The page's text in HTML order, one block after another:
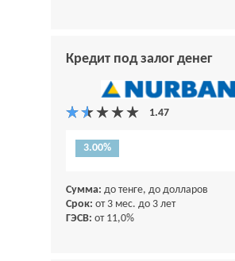
Кредит под залог денег
3.00%
Сумма: до тенге, до долларов
Срок: от 3 мес. до 3 лет
ГЭСВ: от 11,0%